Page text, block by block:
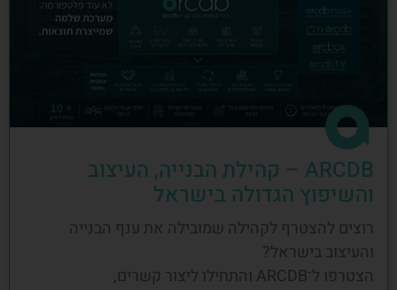
ARCDB – קהילת הבנייה, העיצוב
והשיפוץ הגדולה בישראל
רוצים להצטרף לקהילה שמובילה את ענף הבנייה
והעיצוב בישראל?
הצטרפו ל־ARCDB והתחילו ליצור קשרים,